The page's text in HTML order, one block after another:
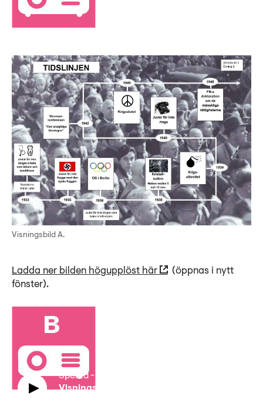
Visningsbild A.
Ladda ner bilden högupplöst här
(öppnas i nytt
fönster).
Speltid-
Visningsmaterial B: Tyskland under